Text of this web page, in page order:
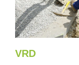
VRD